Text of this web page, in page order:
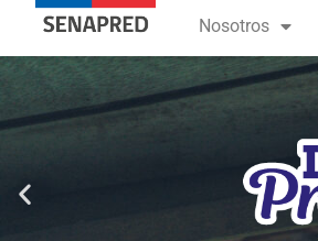
contenido
Nosotros